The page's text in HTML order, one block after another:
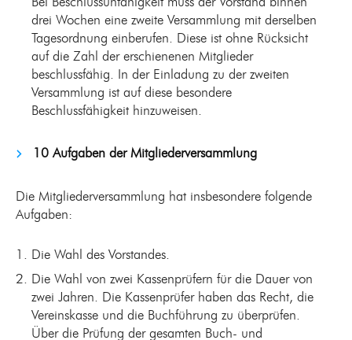
drei Wochen eine zweite Versammlung mit derselben
Tagesordnung einberufen. Diese ist ohne Rücksicht
auf die Zahl der erschienenen Mitglieder
beschlussfähig. In der Einladung zu der zweiten
Versammlung ist auf diese besondere
Beschlussfähigkeit hinzuweisen.
10 Aufgaben der Mitgliederversammlung
Die Mitgliederversammlung hat insbesondere folgende
Aufgaben:
Die Wahl des Vorstandes.
Die Wahl von zwei Kassenprüfern für die Dauer von
zwei Jahren. Die Kassenprüfer haben das Recht, die
Vereinskasse und die Buchführung zu überprüfen.
Über die Prüfung der gesamten Buch- und